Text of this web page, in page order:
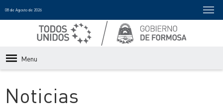
08 de Agosto de 2026
Menu
Noticias